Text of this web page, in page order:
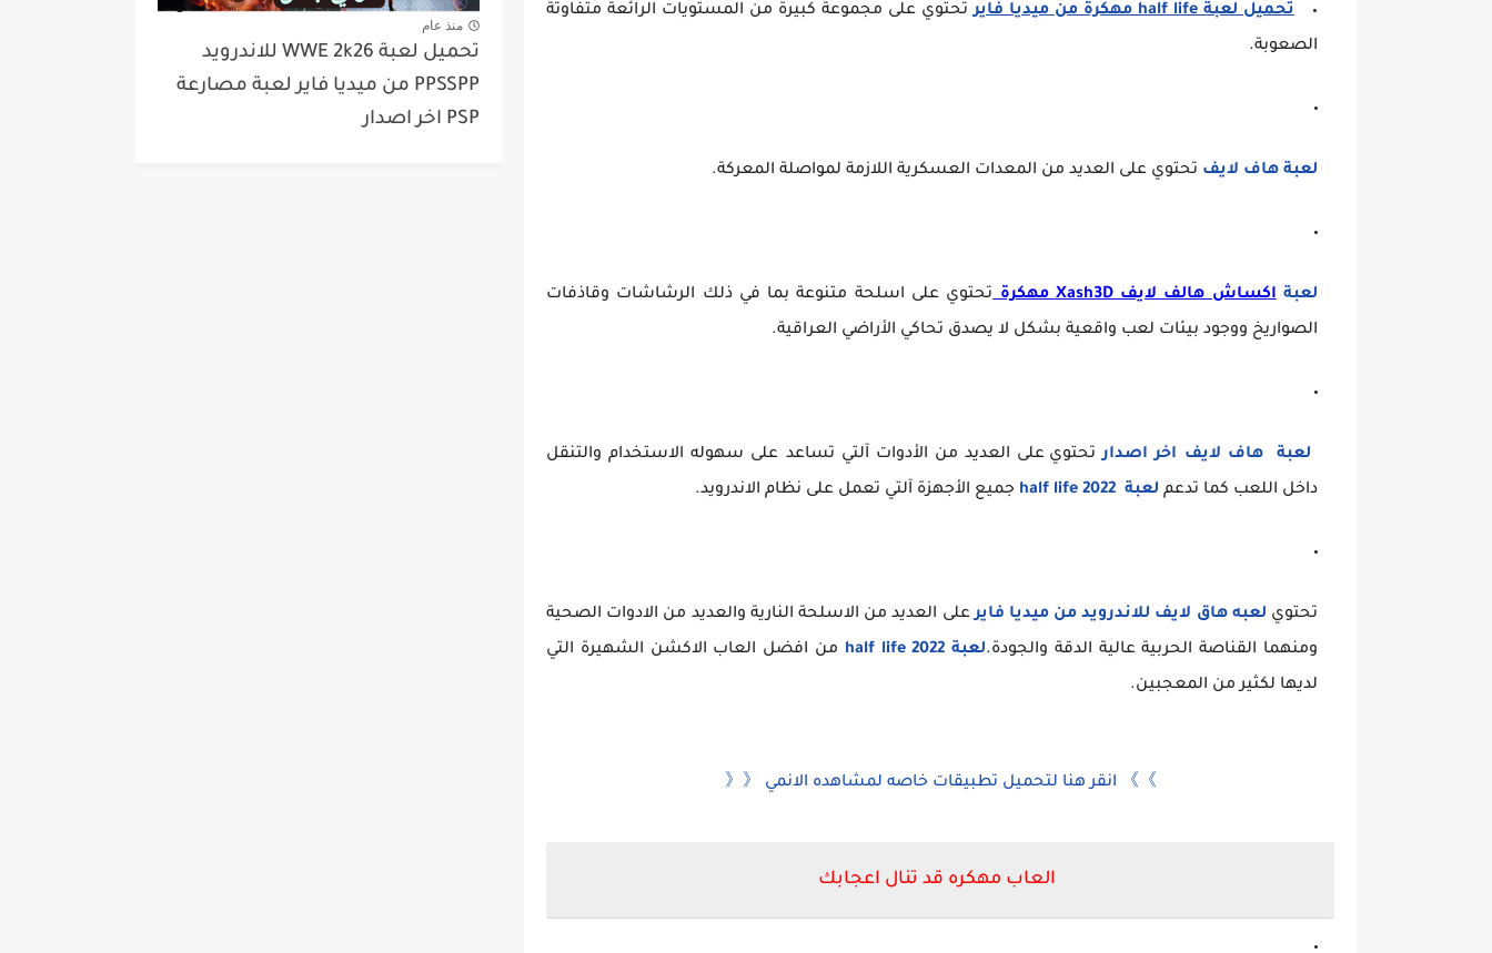
تحميل لعبة half life مهكرة من ميديا فاير
تحتوي على مجموعة كبيرة من المستويات الرائعة متفاوتة
الصعوبة.
لعبة هاف لايف تحتوي على العديد من المعدات العسكرية اللازمة لمواصلة المعركة.
لعبةاكساش هالف لايف Xash3D مهكرة
تحتوي على اسلحة متنوعة بما في ذلك الرشاشات وقاذفات
الصواريخ ووجود بيئات لعب واقعية بشكل لا يصدق تحاكي الأراضي العراقية.
لعبة هاف لايف اخر اصدار تحتوي على العديد من الأدوات آلتي تساعد على سهوله الاستخدام والتنقل
داخل اللعب كما تدعم لعبة half life 2022 جميع الأجهزة آلتي تعمل على نظام الاندرويد.
تحتوي لعبه هاق لايف للاندرويد من ميديا فاير على العديد من الاسلحة النارية والعديد من الادوات الصحية
ومنهما القناصة الحربية عالية الدقة والجودة.لعبة half life 2022
من افضل العاب الاكشن الشهيرة التي
لديها لكثير من المعجبين.
》》 انقر هنا لتحميل تطبيقات خاصه لمشاهده الانمي 《《
العاب مهكره قد تنال اعجابك
منذ عام
تحميل لعبة WWE 2k26 للاندرويد
PPSSPP من ميديا فاير لعبة مصارعة
PSP اخر اصدار